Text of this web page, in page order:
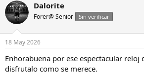
c
c
i
e
:
Dalorite
Forer@ Senior Sin verificar
18 May 2026
Enhorabuena por ese espectacular reloj
disfrutalo como se merece.